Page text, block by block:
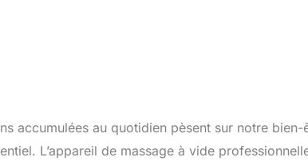
accumulées au quotidien pèsent sur notre
L’appareil de massage à vide